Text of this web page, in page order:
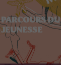
PARCOURS
JEUNESSE